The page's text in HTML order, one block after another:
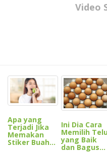
Video
Apa yang
Terjadi Jika
Memakan
Stiker Buah...
Ini Dia Cara
Memilih
yang Baik
dan Bagus...